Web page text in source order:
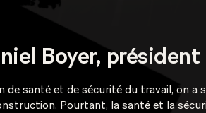
Boyer, président
de santé et de sécurité du travail, on a
Pourtant, la santé et la